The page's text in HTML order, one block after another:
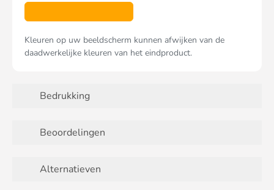
Kleuren op uw beeldscherm kunnen afwijken van de
daadwerkelijke kleuren van het eindproduct.
Bedrukking
Beoordelingen
Alternatieven